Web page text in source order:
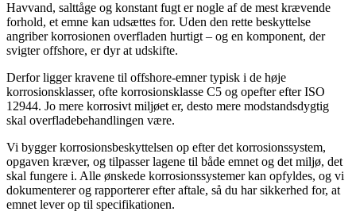
Havvand, salttåge og konstant fugt er nogle af de mest krævende
forhold, et emne kan udsættes for. Uden den rette beskyttelse
angriber korrosionen overfladen hurtigt – og en komponent, der
svigter offshore, er dyr at udskifte.
Derfor ligger kravene til offshore-emner typisk i de høje
korrosionsklasser, ofte korrosionsklasse C5 og opefter efter ISO
12944. Jo mere korrosivt miljøet er, desto mere modstandsdygtig
skal overfladebehandlingen være.
Vi bygger korrosionsbeskyttelsen op efter det korrosionssystem,
opgaven kræver, og tilpasser lagene til både emnet og det miljø, det
skal fungere i. Alle ønskede korrosionssystemer kan opfyldes, og vi
dokumenterer og rapporterer efter aftale, så du har sikkerhed for, at
emnet lever op til specifikationen.